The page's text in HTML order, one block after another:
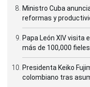
Ministro Cuba
reformas y
Papa León XIV visita
más de 100,000
Presidenta Keiko
colombiano tras